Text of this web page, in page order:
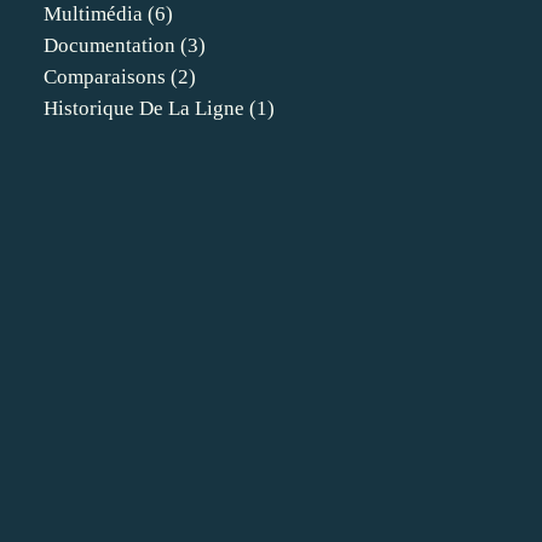
Multimédia (6)
Documentation (3)
Comparaisons (2)
Historique De La Ligne (1)